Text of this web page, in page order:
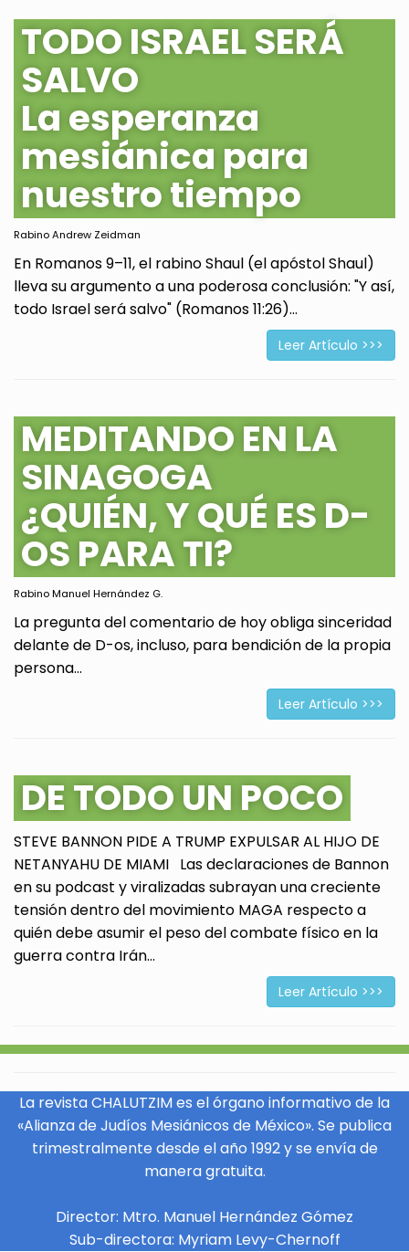
TODO ISRAEL SERÁ
SALVO
La esperanza
mesiánica para
nuestro tiempo
Rabino Andrew Zeidman
En Romanos 9–11, el rabino Shaul (el apóstol Shaul)
lleva su argumento a una poderosa conclusión: "Y así,
todo Israel será salvo" (Romanos 11:26)...
Leer Artículo >>>
MEDITANDO EN LA
SINAGOGA
¿QUIÉN, Y QUÉ ES D-
OS PARA TI?
Rabino Manuel Hernández G.
La pregunta del comentario de hoy obliga sinceridad
delante de D-os, incluso, para bendición de la propia
persona...
Leer Artículo >>>
DE TODO UN POCO
STEVE BANNON PIDE A TRUMP EXPULSAR AL HIJO DE
NETANYAHU DE MIAMI Las declaraciones de Bannon
en su podcast y viralizadas subrayan una creciente
tensión dentro del movimiento MAGA respecto a
quién debe asumir el peso del combate físico en la
guerra contra Irán...
Leer Artículo >>>
La revista CHALUTZIM es el órgano informativo de la
«Alianza de Judíos Mesiánicos de México». Se publica
trimestralmente desde el año 1992 y se envía de
manera gratuita.
Director: Mtro. Manuel Hernández Gómez
Sub-directora: Myriam Levy-Chernoff